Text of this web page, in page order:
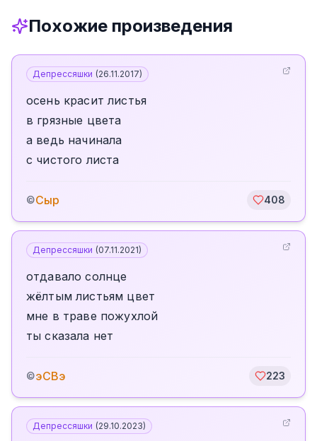
Похожие произведения
Депрессяшки (26.11.2017)
осень красит листья
в грязные цвета
а ведь начинала
с чистого листа
©Сыр 408
Депрессяшки (07.11.2021)
отдавало солнце
жёлтым листьям цвет
мне в траве пожухлой
ты сказала нет
©эСВэ 223
Депрессяшки (29.10.2023)